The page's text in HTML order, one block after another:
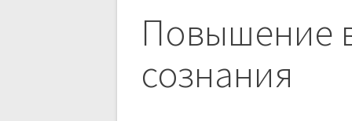
Повышение
сознания